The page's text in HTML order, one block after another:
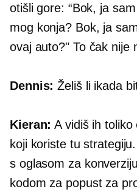
otišli gore: “Bok, ja
mog konja? Bok, ja
ovaj auto?" To čak nije
Dennis: Želiš li ikada
Kieran: A vidiš ih toliko
koji koriste tu
s oglasom za
kodom za popust za